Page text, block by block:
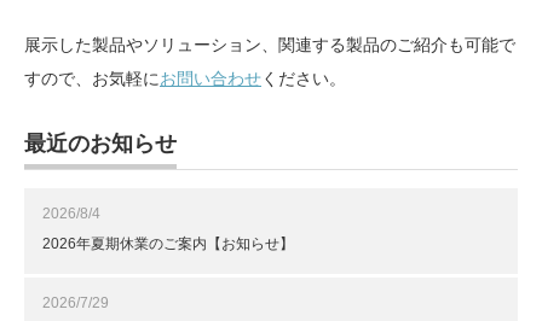
展示した製品やソリューション、関連する製品のご紹介も可能で
すので、お気軽にお問い合わせください。
最近のお知らせ
2026/8/4
2026年夏期休業のご案内【お知らせ】
2026/7/29